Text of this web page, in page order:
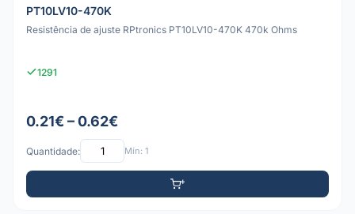
PT10LV10-470K
Resistência de ajuste RPtronics PT10LV10-470K 470k Ohms
1291
0.21€ – 0.62€
Quantidade: Mín: 1